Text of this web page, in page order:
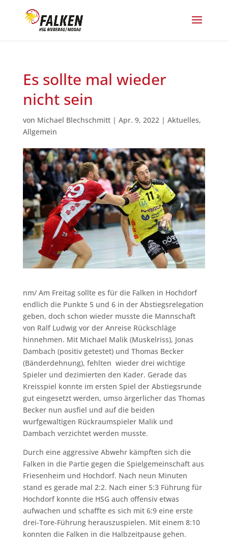
Es sollte mal wieder
nicht sein
von Michael Blechschmitt| Apr. 9, 2022| Aktuelles,
Allgemein
nm/ Am Freitag sollte es für die Falken in Hochdorf
endlich die Punkte 5 und 6 in der Abstiegsrelegation
geben, doch schon wieder musste die Mannschaft
von Ralf Ludwig vor der Anreise Rückschläge
hinnehmen. Mit Michael Malik (Muskelriss), Jonas
Dambach (positiv getestet) und Thomas Becker
(Bänderdehnung), fehlten wieder drei wichtige
Spieler und dezimierten den Kader. Gerade das
Kreisspiel konnte im ersten Spiel der Abstiegsrunde
gut eingesetzt werden, umso ärgerlicher das Thomas
Becker nun ausfiel und auf die beiden
wurfgewaltigen Rückraumspieler Malik und
Dambach verzichtet werden musste.
Durch eine aggressive Abwehr kämpften sich die
Falken in die Partie gegen die Spielgemeinschaft aus
Friesenheim und Hochdorf. Nach neun Minuten
stand es gerade mal 2:2. Nach einer 5:3 Führung für
Hochdorf konnte die HSG auch offensiv etwas
aufwachen und schaffte es sich mit 6:9 eine erste
drei-Tore-Führung herauszuspielen. Mit einem 8:10
konnten die Falken in die Halbzeitpause gehen.